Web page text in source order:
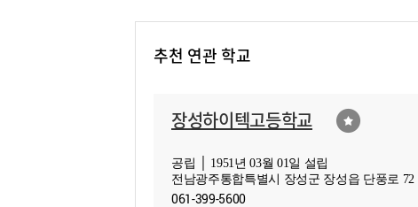
추천 연관 학교
장성하이텍고등학교
공립 │ 1951년 03월 01일 설립
전남광주통합특별시 장성군 장성읍 단풍로 72
061-399-5600